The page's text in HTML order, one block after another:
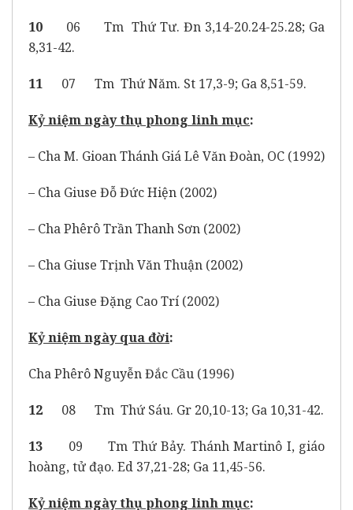
10 06 Tm Thứ Tư. Đn 3,14-20.24-25.28; Ga
8,31-42.
11 07 Tm Thứ Năm. St 17,3-9; Ga 8,51-59.
Kỷ niệm ngày thụ phong linh mục:
– Cha M. Gioan Thánh Giá Lê Văn Đoàn, OC (1992)
– Cha Giuse Đỗ Đức Hiện (2002)
– Cha Phêrô Trần Thanh Sơn (2002)
– Cha Giuse Trịnh Văn Thuận (2002)
– Cha Giuse Đặng Cao Trí (2002)
Kỷ niệm ngày qua đời:
Cha Phêrô Nguyễn Đắc Cầu (1996)
12 08 Tm Thứ Sáu. Gr 20,10-13; Ga 10,31-42.
13 09 Tm Thứ Bảy. Thánh Martinô I, giáo
hoàng, tử đạo. Ed 37,21-28; Ga 11,45-56.
Kỷ niệm ngày thụ phong linh mục: